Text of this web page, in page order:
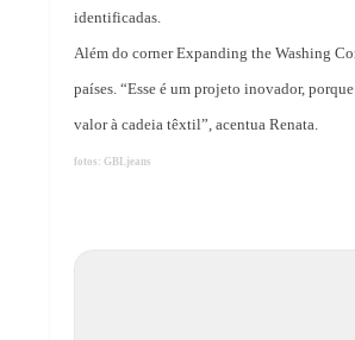
identificadas.
Além do corner Expanding the Washing
países. “Esse é um projeto inovador,
valor à cadeia têxtil”, acentua Renata.
fotos: GBLjeans